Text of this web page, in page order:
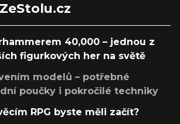
40,000 – jednou z
figurkových her na světě
modelů – potřebné
poučky i pokročilé techniky
RPG byste měli začít?